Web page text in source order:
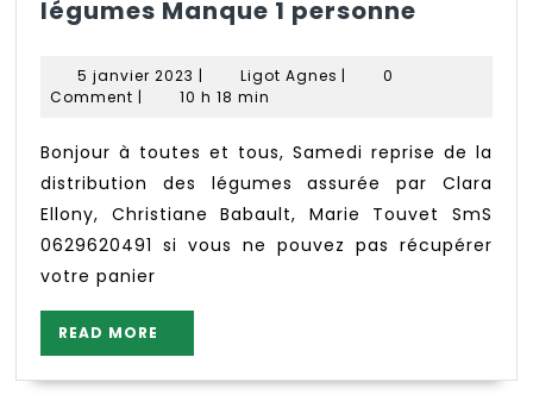
légumes Manque 1 personne
TOUS
7
Janv
2023
Reprise
1
5 janvier 2023 5
janvier
| Ligot Agnes Ligot
|
0
Comment | 10 h 18 min
Bonjour à toutes et tous, Samedi reprise de la
distribution des légumes assurée par Clara
Ellony, Christiane Babault, Marie Touvet SmS
0629620491 si vous ne pouvez pas récupérer
votre panier
READ MORE
MORE